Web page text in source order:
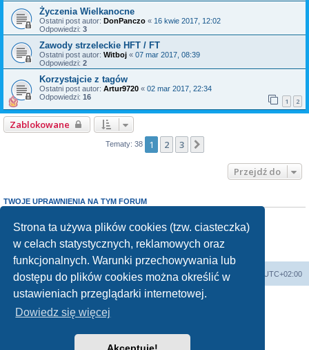
Strona ta używa plików cookies (tzw. ciasteczka)
w celach statystycznych, reklamowych oraz
funkcjonalnych. Warunki przechowywania lub
dostępu do plików cookies można określić w
ustawieniach przeglądarki internetowej.
Dowiedz się więcej
Życzenia Wielkanocne
Ostatni post autor: DonPanczo « 16 kwie 2017, 12:02
Odpowiedzi: 3
Zawody strzeleckie HFT / FT
Ostatni post autor: Witboj « 07 mar 2017, 08:39
Odpowiedzi: 2
Korzystajcie z tagów
Ostatni post autor: Artur9720 « 02 mar 2017, 22:34
Odpowiedzi: 16 1 2
Zablokowane
Tematy: 38 1 2 3
Przejdź do
TWOJE UPRAWNIENIA NA TYM FORUM
Nie możesz odpowiadać w tematach
Nie możesz zmieniać swoich postów
Nie możeszusuwać swoich postów
Forum Bike Łódź - Forum Rowerowe Łódź - Forum Szosowe - Forum MTB Strona Główna Strefa czasowa UTC+02:00
Linki partnerskie: strony www lodz Fotografia Analogowa
Technologię dostarczaphpBB® Forum Software © phpBB Limited